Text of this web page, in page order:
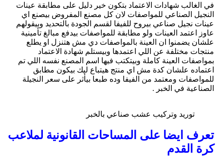
في الغالب شهادات الاعتماد بتكون خير دليل على مطابقة عينات
النجيل الصناعي للمواصفات لان كل مصنع المفروض بيصنع اي
عينات نجيل صناعي بيروح للفيفا لقسم الجودة بالتحديد وبيقولهم
عاوز اعتمد العينات ولو مطابقة للمواصفات بيدفع مبالغ تأمينية
علشان يضمنوا ان العينة بالمواصفات دي مش هتنزل او يطلع
منتجات مختلفة عن اللي اعتمدها وبيستلم شهادة الاعتماد
بمواصفات العينة كاملة وبيتكتب فيها اسم المصنع نفسه اللي تم
اعتماده علشان كدة مش اي منتج هيتباع ليك بيكون مطابق
للمواصفات ومعتمد من الفيفا وده طبعا بيأثر على سعر النجيلة
الصناعية في الخبر .
توريد وتركيب عشب صناعي بالخبر
تعرف ايضا على المساحات القانونية لملاعب
كرة القدم